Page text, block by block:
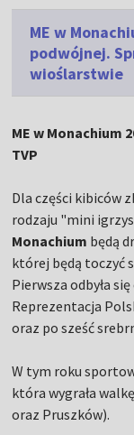
ME w
podwójnej.
wioślarstwie
ME w Monachium
TVP
Dla części kibiców
rodzaju "mini
Monachium będą
której będą toczyć
Pierwsza odbyła
Reprezentacja
oraz po sześć
W tym roku
która wygrała
oraz Pruszków).